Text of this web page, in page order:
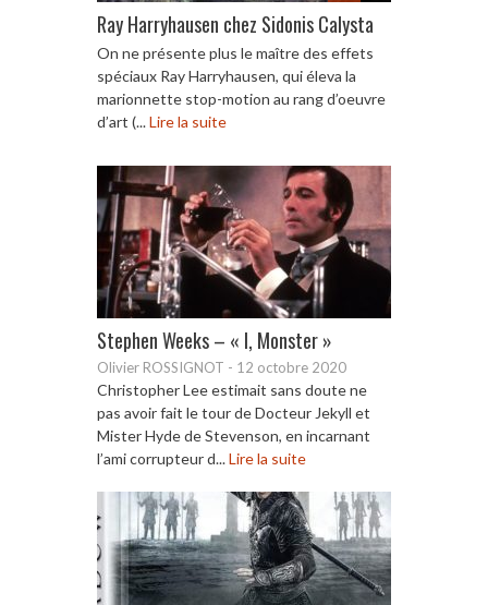
Ray Harryhausen chez Sidonis Calysta
On ne présente plus le maître des effets
spéciaux Ray Harryhausen, qui éleva la
marionnette stop-motion au rang d’oeuvre
d’art (...Lire la suite
Stephen Weeks – « I, Monster »
Olivier ROSSIGNOT - 12 octobre 2020
Christopher Lee estimait sans doute ne
pas avoir fait le tour de Docteur Jekyll et
Mister Hyde de Stevenson, en incarnant
l’ami corrupteur d...Lire la suite